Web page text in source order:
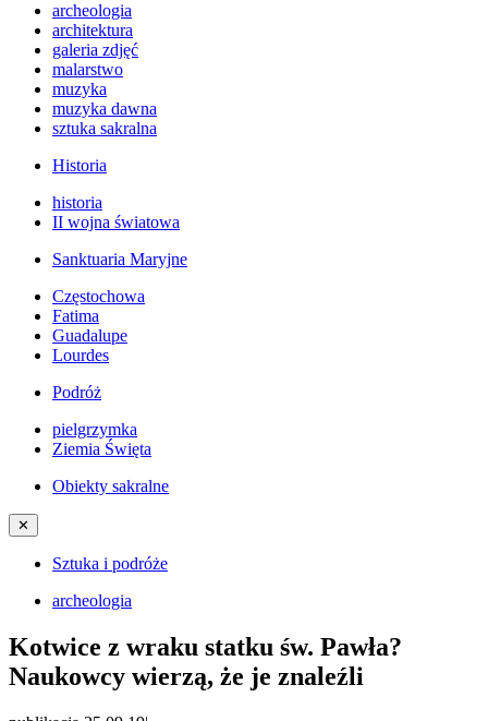
archeologia
architektura
galeria zdjęć
malarstwo
muzyka
muzyka dawna
sztuka sakralna
Historia
historia
II wojna światowa
Sanktuaria Maryjne
Częstochowa
Fatima
Guadalupe
Lourdes
Podróż
pielgrzymka
Ziemia Święta
Obiekty sakralne
✕
Sztuka i podróże
archeologia
Kotwice z wraku statku św. Pawła?
Naukowcy wierzą, że je znaleźli